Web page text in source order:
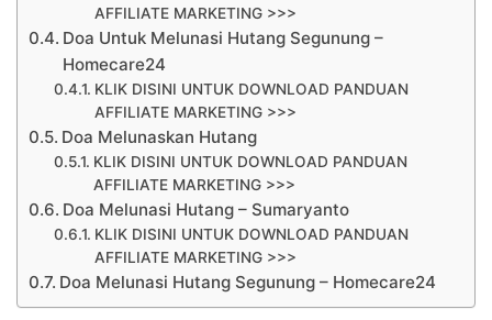
AFFILIATE MARKETING >>>
Doa Untuk Melunasi Hutang Segunung –
Homecare24
KLIK DISINI UNTUK DOWNLOAD PANDUAN
AFFILIATE MARKETING >>>
Doa Melunaskan Hutang
KLIK DISINI UNTUK DOWNLOAD PANDUAN
AFFILIATE MARKETING >>>
Doa Melunasi Hutang – Sumaryanto
KLIK DISINI UNTUK DOWNLOAD PANDUAN
AFFILIATE MARKETING >>>
Doa Melunasi Hutang Segunung – Homecare24